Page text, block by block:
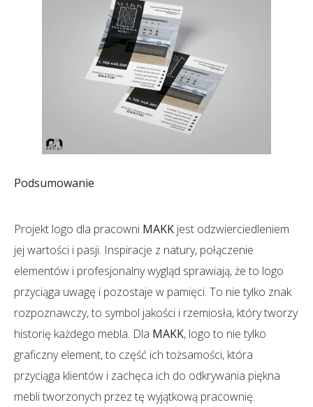
Podsumowanie
Projekt logo dla pracowni MAKK jest odzwierciedleniem
jej wartości i pasji. Inspiracje z natury, połączenie
elementów i profesjonalny wygląd sprawiają, że to logo
przyciąga uwagę i pozostaje w pamięci. To nie tylko znak
rozpoznawczy, to symbol jakości i rzemiosła, który tworzy
historię każdego mebla. Dla MAKK, logo to nie tylko
graficzny element, to część ich tożsamości, która
przyciąga klientów i zachęca ich do odkrywania piękna
mebli tworzonych przez tę wyjątkową pracownię.